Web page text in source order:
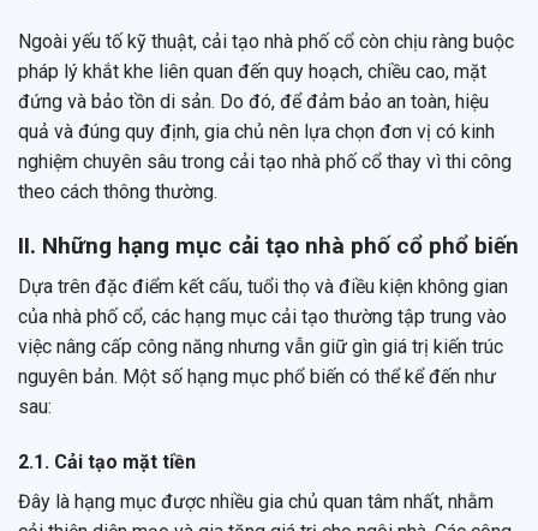
Ngoài yếu tố kỹ thuật, cải tạo nhà phố cổ còn chịu ràng buộc
pháp lý khắt khe liên quan đến quy hoạch, chiều cao, mặt
đứng và bảo tồn di sản. Do đó, để đảm bảo an toàn, hiệu
quả và đúng quy định, gia chủ nên lựa chọn đơn vị có kinh
nghiệm chuyên sâu trong cải tạo nhà phố cổ thay vì thi công
theo cách thông thường.
II. Những hạng mục cải tạo nhà phố cổ phổ biến
Dựa trên đặc điểm kết cấu, tuổi thọ và điều kiện không gian
của nhà phố cổ, các hạng mục cải tạo thường tập trung vào
việc nâng cấp công năng nhưng vẫn giữ gìn giá trị kiến trúc
nguyên bản. Một số hạng mục phổ biến có thể kể đến như
sau:
2.1. Cải tạo mặt tiền
Đây là hạng mục được nhiều gia chủ quan tâm nhất, nhằm